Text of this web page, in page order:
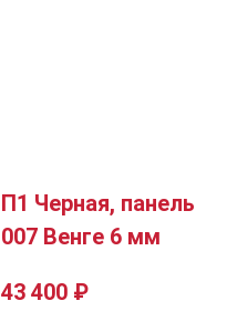
П1 Черная, панель
007 Венге 6 мм
43 400 ₽